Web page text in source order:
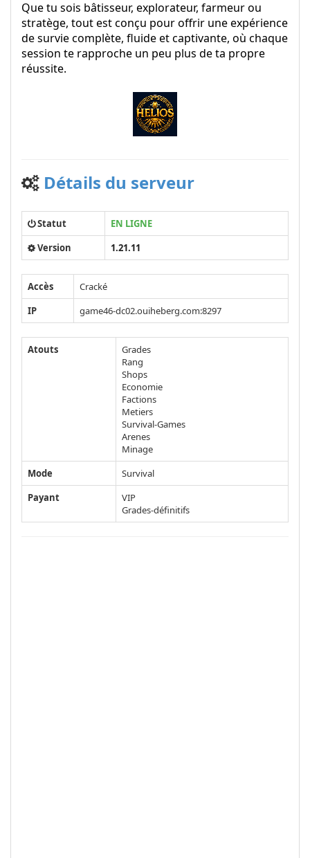
Que tu sois bâtisseur, explorateur, farmeur ou
stratège, tout est conçu pour offrir une expérience
de survie complète, fluide et captivante, où chaque
session te rapproche un peu plus de ta propre
réussite.
Détails du serveur
Statut
EN LIGNE
Version
1.21.11
Accès
Cracké
IP
game46-dc02.ouiheberg.com:8297
Atouts
Grades
Rang
Shops
Economie
Factions
Metiers
Survival-Games
Arenes
Minage
Mode
Survival
Payant
VIP
Grades-définitifs